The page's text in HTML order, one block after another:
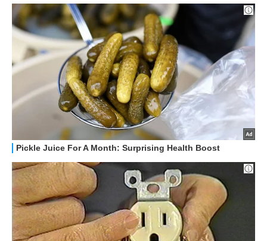
STREAMING E SERIE TV